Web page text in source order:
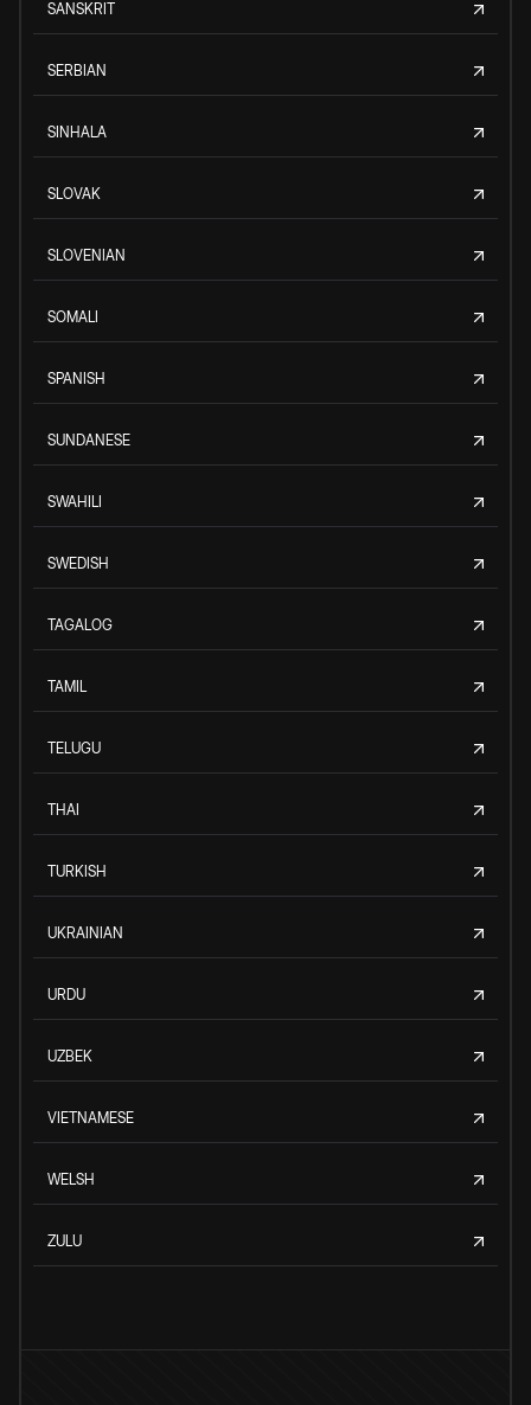
SANSKRIT
SERBIAN
SINHALA
SLOVAK
SLOVENIAN
SOMALI
SPANISH
SUNDANESE
SWAHILI
SWEDISH
TAGALOG
TAMIL
TELUGU
THAI
TURKISH
UKRAINIAN
URDU
UZBEK
VIETNAMESE
WELSH
ZULU